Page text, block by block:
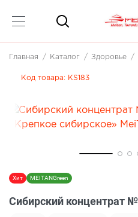
Главная Каталог Здоровье
Сибирский концентрат
Код товара: KS183
Хит MEITANGreen